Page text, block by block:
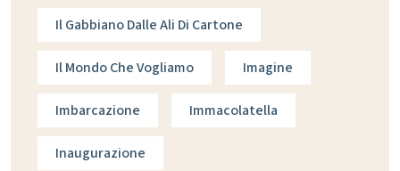
Il Gabbiano Dalle Ali Di Cartone
Il Mondo Che Vogliamo Imagine
Imbarcazione Immacolatella
Inaugurazione